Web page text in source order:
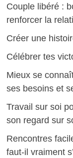
Couple libéré :
renforcer la
Créer une
Célébrer tes
Mieux se
ses besoins et
Travail sur soi
son regard sur
Rencontres
faut-il vraiment